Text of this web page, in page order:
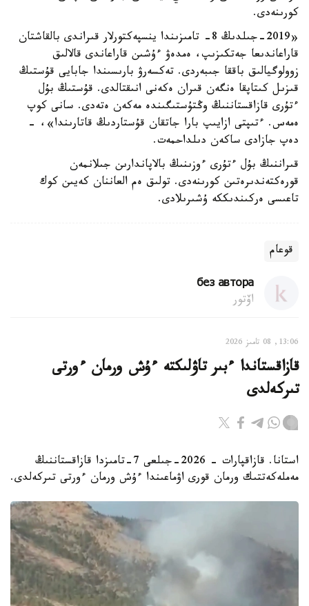
كورىنەدى.
«2019-جىلدىڭ 8- تامىزىندا ينسپەكتورلار قىراندى بالقاشتان
قاراعاندىعا جەتكىزىپ، ەمدەۋ ءۇشىن قاراعاندى قالالىق
زوولوگيالىق باققا جىبەردى. تەكسەرۋ بارىسىندا جابايى قۇستىڭ
قىزىل كىتاپقا ەنگەن قىران ەكەنى انىقتالدى. قۇستىڭ بۇل
ءتۇرى قازاقستاننىڭ وڭتۇستىگىندە مەكەن ەتەدى. سانى كوپ
ەمەس. ءتىپتى ازايىپ بارا جاتقان قۇستاردىڭ قاتارىندا»، -
دەپ جازادى ساكەن دىلداحمەت.
قىراننىڭ بۇل ءتۇرى ءوزىنىڭ بالاپاندارىن جىلانمەن
قورەكتەندىرەتىن كورىنەدى. تولىق ەم العاننان كەيىن كوك
تاعىسى ەركىندىككە ۇشىرىلادى.
قوعام
без автора
اۆتور
13:06, 08 تامىز 2026
قازاقستاندا ءبىر تاۋلىكتە ءۇش ورمان ءورتى
تىركەلدى
استانا. قازاقپارات - 2026-جىلعى 7-تامىزدا قازاقستاننىڭ
مەملەكەتتىك ورمان قورى اۋماعىندا ءۇش ورمان ءورتى تىركەلدى.